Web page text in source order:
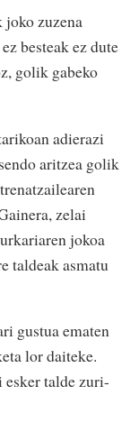
joko zuzena
besteak ez dute
golik gabeko
adierazi
aritzea golik
zelai
jokoa
taldeak asmatu
gustua ematen
lor daiteke.
esker talde zuri-